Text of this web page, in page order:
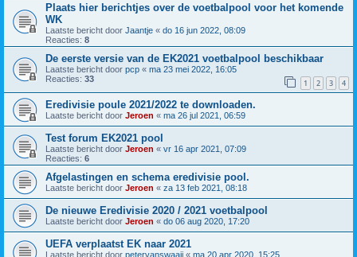
Plaats hier berichtjes over de voetbalpool voor het komende
WK
Laatste bericht door Jaantje « do 16 jun 2022, 08:09
Reacties: 8
De eerste versie van de EK2021 voetbalpool beschikbaar
Laatste bericht door pcp « ma 23 mei 2022, 16:05
Reacties: 33 1 2 3 4
Eredivisie poule 2021/2022 te downloaden.
Laatste bericht door Jeroen « ma 26 jul 2021, 06:59
Test forum EK2021 pool
Laatste bericht door Jeroen « vr 16 apr 2021, 07:09
Reacties: 6
Afgelastingen en schema eredivisie pool.
Laatste bericht door Jeroen « za 13 feb 2021, 08:18
De nieuwe Eredivisie 2020 / 2021 voetbalpool
Laatste bericht door Jeroen « do 06 aug 2020, 17:20
UEFA verplaatst EK naar 2021
Laatste bericht door petervanswaaij « ma 20 apr 2020, 15:25